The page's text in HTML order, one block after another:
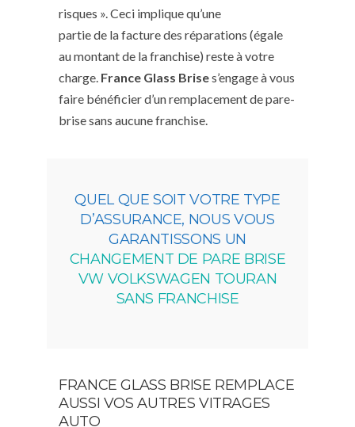
risques ». Ceci implique qu’une
partie de la facture des réparations (égale
au montant de la franchise) reste à votre
charge. France Glass Brises’engage à vous
faire bénéficier d’un remplacement de pare-
brise sans aucune franchise.
QUEL QUE SOIT VOTRE TYPE
D’ASSURANCE, NOUS VOUS
GARANTISSONS UN
CHANGEMENT DE PARE BRISE
VW VOLKSWAGEN TOURAN
SANS FRANCHISE
FRANCE GLASS BRISE REMPLACE
AUSSI VOS AUTRES VITRAGES
AUTO